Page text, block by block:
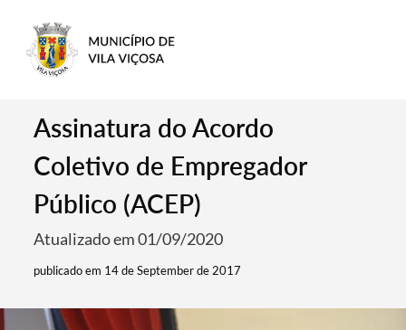
Assinatura do Acordo
Coletivo de Empregador
Público (ACEP)
Atualizado em 01/09/2020
publicado em 14 de September de 2017